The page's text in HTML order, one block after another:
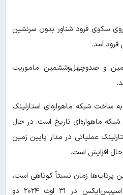
سکوی فرود شناور بدون سرنشین
آمد.
و صدوچهل‌وششمین ماموریت
تعداد به ساخت شبکه ماهواره‌ای استارلینک
ماهواره‌ای تاریخ است. در حال
ماهواره استارلینک عملیاتی در مدار پایین زمین
حال افزایش است.
فاصله بین پرتاب‌ها زمان نسبتاً کوتاهی است،
اما رکورد محسوب نمی‌شود. اسپیس‌ایکس در ۳۱ اوت ۲۰۲۴ دو